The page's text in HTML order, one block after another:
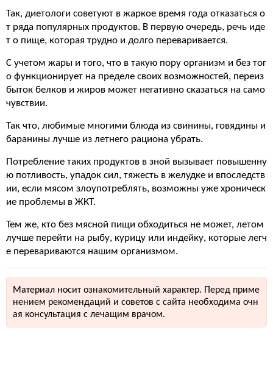
Так, диетологи советуют в жаркое время года отказаться о
т ряда популярных продуктов. В первую очередь, речь иде
т о пище, которая трудно и долго переваривается.
С учетом жары и того, что в такую пору организм и без тог
о функционирует на пределе своих возможностей, переиз
быток белков и жиров может негативно сказаться на само
чувствии.
Так что, любимые многими блюда из свинины, говядины и
баранины лучше из летнего рациона убрать.
Потребление таких продуктов в зной вызывает повышенну
ю потливость, упадок сил, тяжесть в желудке и впоследств
ии, если мясом злоупотреблять, возможны уже хроническ
ие проблемы в ЖКТ.
Тем же, кто без мясной пищи обходиться не может, летом
лучше перейти на рыбу, курицу или индейку, которые легч
е перевариваются нашим организмом.
Материал носит ознакомительный характер. Перед приме
нением рекомендаций и советов с сайта необходима очн
ая консультация с лечащим врачом.